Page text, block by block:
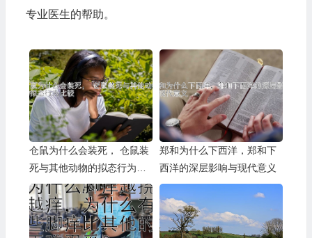
专业医生的帮助。
仓鼠为什么会装死， 仓鼠装
死与其他动物的拟态行为比
较
郑和为什么下西洋，郑和下
西洋的深层影响与现代意义